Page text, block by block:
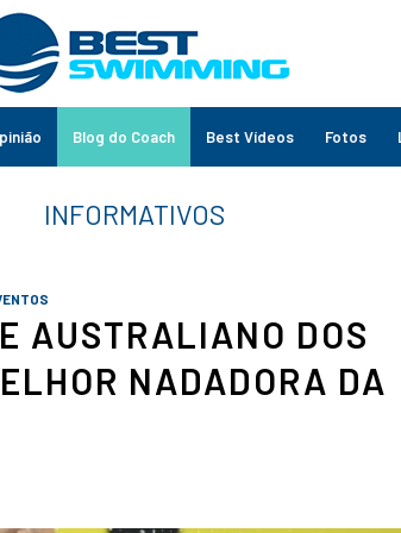
Blog do Coach Best Vídeos Fotos
AUSTRALIANO DOS
NADADORA DA